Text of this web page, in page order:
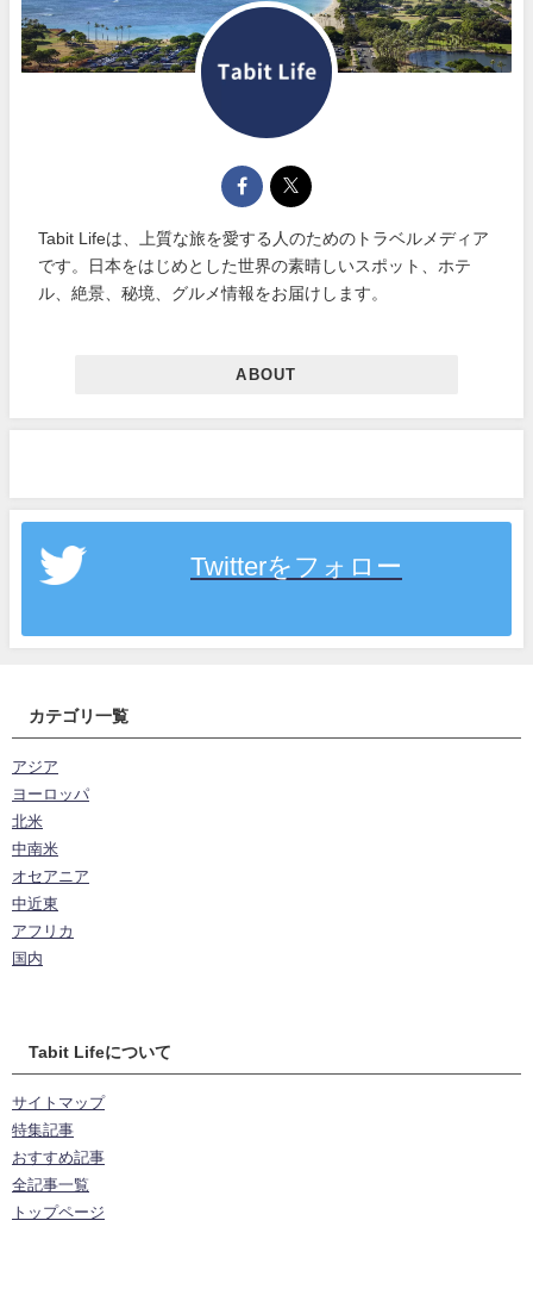
Tabit Lifeは、上質な旅を愛する人のためのトラベルメディア
です。日本をはじめとした世界の素晴しいスポット、ホテ
ル、絶景、秘境、グルメ情報をお届けします。
ABOUT
Twitterをフォロー
カテゴリ一覧
アジア
ヨーロッパ
北米
中南米
オセアニア
中近東
アフリカ
国内
Tabit Lifeについて
サイトマップ
特集記事
おすすめ記事
全記事一覧
トップページ